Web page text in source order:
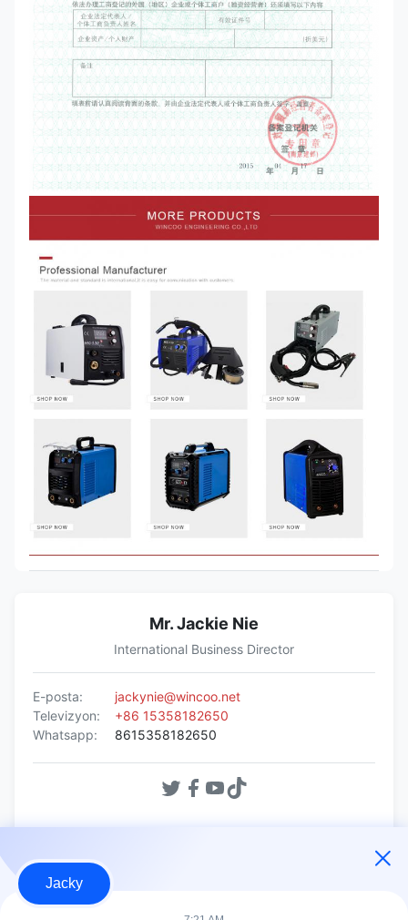
Mr. Jackie Nie
International Business Director
E-posta:
jackynie@wincoo.net
Televizyon:
+86 15358182650
Whatsapp:
8615358182650
Jacky